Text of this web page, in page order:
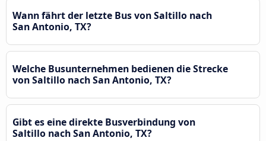
Wann fährt der letzte Bus von Saltillo nach
San Antonio, TX?
Welche Busunternehmen bedienen die Strecke
von Saltillo nach San Antonio, TX?
Gibt es eine direkte Busverbindung von
Saltillo nach San Antonio, TX?